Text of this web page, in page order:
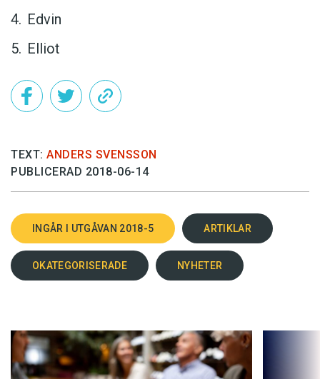
Edvin
Elliot
TEXT: ANDERS SVENSSON
PUBLICERAD 2018-06-14
INGÅR I UTGÅVAN 2018-5 ARTIKLAR
OKATEGORISERADE NYHETER